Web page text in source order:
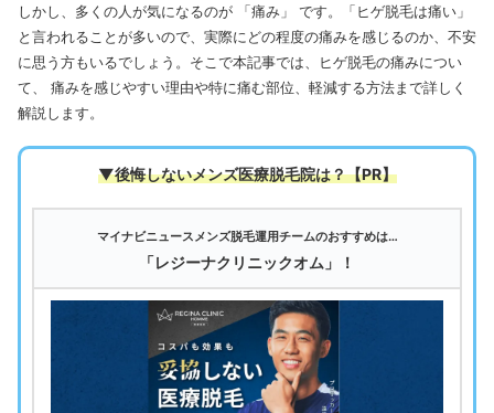
しかし、多くの人が気になるのが 「痛み」 です。「ヒゲ脱毛は痛い」
と言われることが多いので、実際にどの程度の痛みを感じるのか、不安
に思う方もいるでしょう。そこで本記事では、ヒゲ脱毛の痛みについ
て、 痛みを感じやすい理由や特に痛む部位、軽減する方法まで詳しく
解説します。
▼後悔しないメンズ医療脱毛院は？【PR】
マイナビニュースメンズ脱毛運用チームのおすすめは…
「レジーナクリニックオム」！